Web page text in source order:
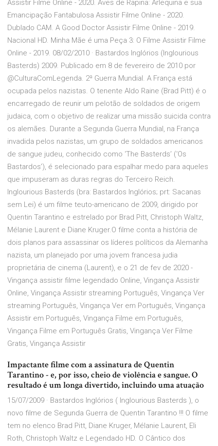
Assistir Filme Online - 2020. Aves de Rapina: Arlequina e sua
Emancipação Fantabulosa Assistir Filme Online - 2020.
Dublado CAM. A Good Doctor Assistir Filme Online - 2019.
Nacional HD. Minha Mãe é uma Peça 3: O Filme Assistir Filme
Online - 2019. 08/02/2010 · Bastardos Inglórios (Inglourious
Basterds) 2009. Publicado em 8 de fevereiro de 2010 por
@CulturaComLegenda. 2ª Guerra Mundial. A França está
ocupada pelos nazistas. O tenente Aldo Raine (Brad Pitt) é o
encarregado de reunir um pelotão de soldados de origem
judaica, com o objetivo de realizar uma missão suicida contra
os alemães. Durante a Segunda Guerra Mundial, na França
invadida pelos nazistas, um grupo de soldados americanos
de sangue judeu, conhecido como ‘The Basterds’ (‘Os
Bastardos’), é selecionado para espalhar medo para aqueles
que impuseram as duras regras do Terceiro Reich.
Inglourious Basterds (bra: Bastardos Inglórios; prt: Sacanas
sem Lei) é um filme teuto-americano de 2009, dirigido por
Quentin Tarantino e estrelado por Brad Pitt, Christoph Waltz,
Mélanie Laurent e Diane Kruger.O filme conta a história de
dois planos para assassinar os líderes políticos da Alemanha
nazista, um planejado por uma jovem francesa judia
proprietária de cinema (Laurent), e o 21 de fev de 2020 -
Vingança assistir filme legendado Online, Vingança Assistir
Online, Vingança Assistir streaming Português, Vingança Ver
streaming Português, Vingança Ver em Português, Vingança
Assistir em Português, Vingança Filme em Português,
Vingança Filme em Português Gratis, Vingança Ver Filme
Gratis, Vingança Assistir
Impactante filme com a assinatura de Quentin
Tarantino - e, por isso, cheio de violência e sangue. O
resultado é um longa divertido, incluindo uma atuação
15/07/2009 · Bastardos Inglórios ( Inglourious Basterds ), o
novo filme de Segunda Guerra de Quentin Tarantino !!! O filme
tem no elenco Brad Pitt, Diane Kruger, Mélanie Laurent, Eli
Roth, Christoph Waltz e Legendado HD. O Cântico dos